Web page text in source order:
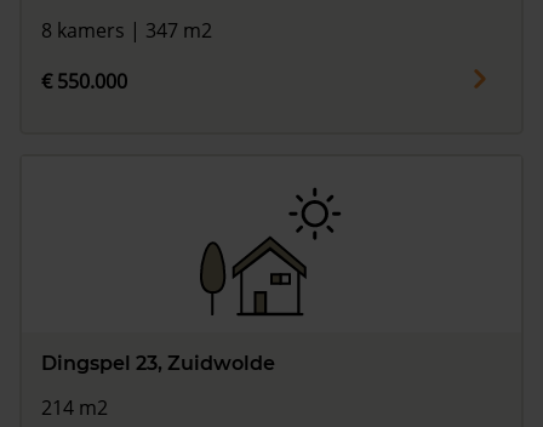
8 kamers | 347 m2
€ 550.000
Dingspel 23, Zuidwolde
214 m2